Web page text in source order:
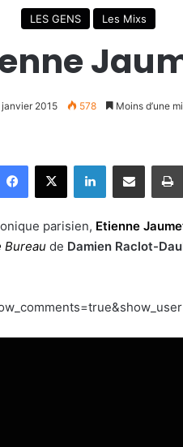
LES GENS Les Mixs
janvier 2015 578 Moins d’une
parisien, Etienne
Bureau de Damien Raclot-